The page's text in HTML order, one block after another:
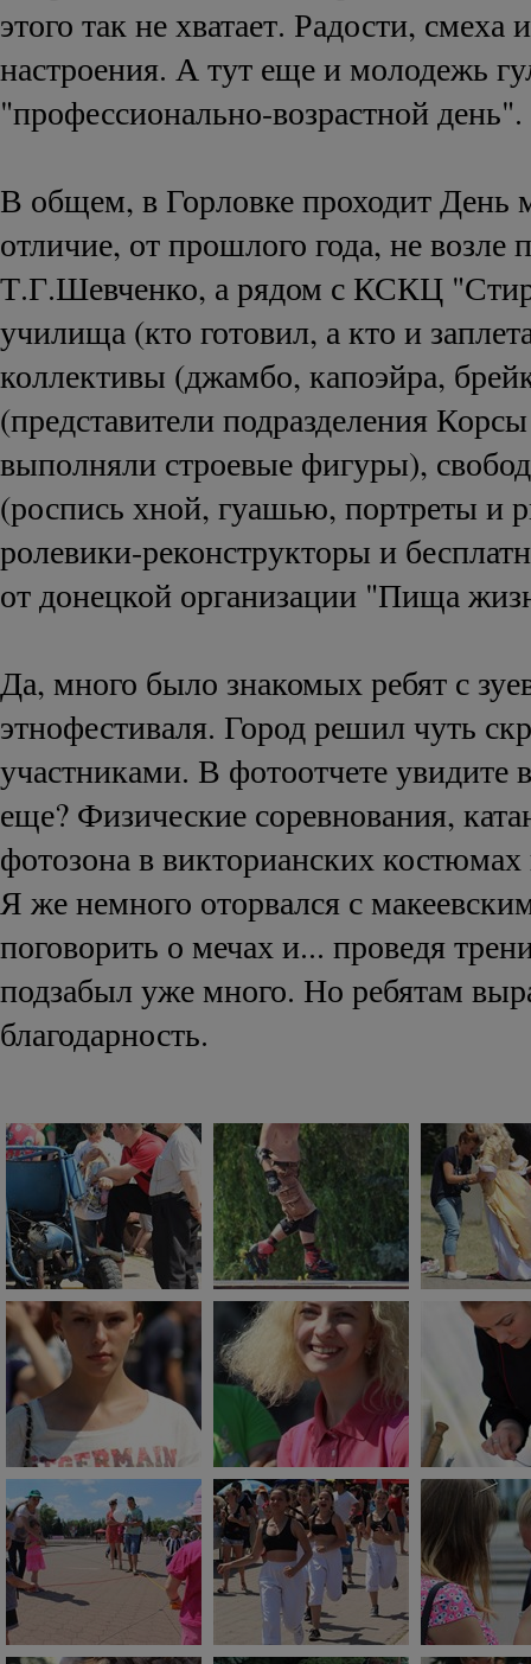
этого так не хватает. Радости, смеха
настроения. А тут еще и молодежь
"профессионально-возрастной день".
В общем, в Горловке проходит День
отличие, от прошлого года, не возле
Т.Г.Шевченко, а рядом с КСКЦ
училища (кто готовил, а кто и
коллективы (джамбо, капоэйра,
(представители подразделения
выполняли строевые фигуры),
(роспись хной, гуашью, портреты и
ролевики-реконструкторы и
от донецкой организации "Пища
Да, много было знакомых ребят с
этнофестиваля. Город решил чуть
участниками. В фотоотчете увидите
еще? Физические соревнования,
фотозона в викторианских
Я же немного оторвался с
поговорить о мечах и... проведя
подзабыл уже много. Но ребятам
благодарность.